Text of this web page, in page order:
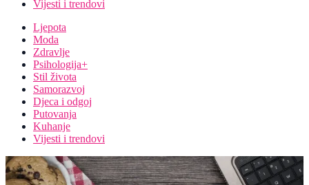
Vijesti i trendovi
Ljepota
Moda
Zdravlje
Psihologija+
Stil života
Samorazvoj
Djeca i odgoj
Putovanja
Kuhanje
Vijesti i trendovi